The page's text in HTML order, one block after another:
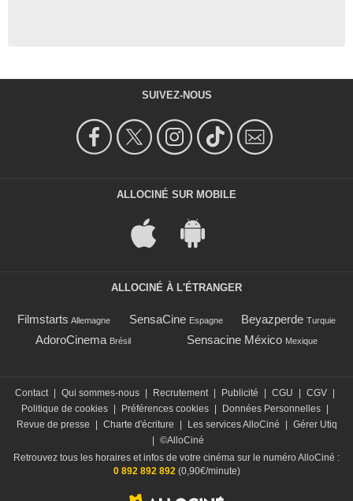
SUIVEZ-NOUS
ALLOCINÉ SUR MOBILE
ALLOCINÉ À L'ÉTRANGER
Filmstarts Allemagne SensaCine Espagne Beyazperde Turquie
AdoroCinema Brésil Sensacine México Mexique
Contact | Qui sommes-nous | Recrutement | Publicité | CGU | CGV |
Politique de cookies | Préférences cookies | Données Personnelles |
Revue de presse
| Charte d'écriture | Les services AlloCiné | Gérer Utiq
| ©AlloCiné
Retrouvez tous les horaires et infos de votre cinéma sur le numéro AlloCiné :
0 892 892 892 (0,90€/minute)